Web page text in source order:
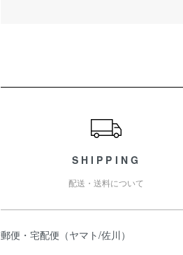
SHIPPING
配送・送料について
郵便・宅配便（ヤマト/佐川）